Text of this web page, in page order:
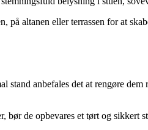
på altanen eller terrassen for at
stand anbefales det at rengøre
de opbevares et tørt og sikkert